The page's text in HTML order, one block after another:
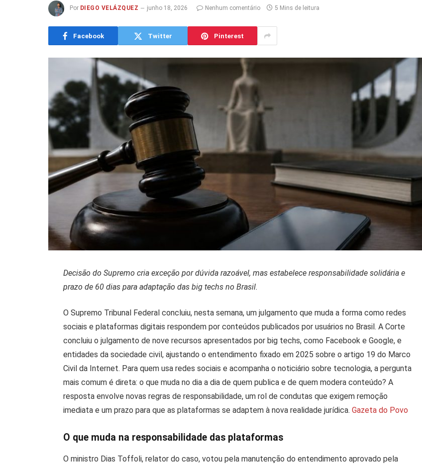
Por DIEGO VELÁZQUEZ junho 18, 2026 Nenhum comentário 5 Mins de leitura
Facebook Twitter Pinterest
Decisão do Supremo cria exceção por dúvida razoável, mas estabelece responsabilidade solidária e
prazo de 60 dias para adaptação das big techs no Brasil.
O Supremo Tribunal Federal concluiu, nesta semana, um julgamento que muda a forma como redes
sociais e plataformas digitais respondem por conteúdos publicados por usuários no Brasil. A Corte
concluiu o julgamento de nove recursos apresentados por big techs, como Facebook e Google, e
entidades da sociedade civil, ajustando o entendimento fixado em 2025 sobre o artigo 19 do Marco
Civil da Internet. Para quem usa redes sociais e acompanha o noticiário sobre tecnologia, a pergunta
mais comum é direta: o que muda no dia a dia de quem publica e de quem modera conteúdo? A
resposta envolve novas regras de responsabilidade, um rol de condutas que exigem remoção
imediata e um prazo para que as plataformas se adaptem à nova realidade jurídica.Gazeta do Povo
O que muda na responsabilidade das plataformas
O ministro Dias Toffoli, relator do caso, votou pela manutenção do entendimento aprovado pela